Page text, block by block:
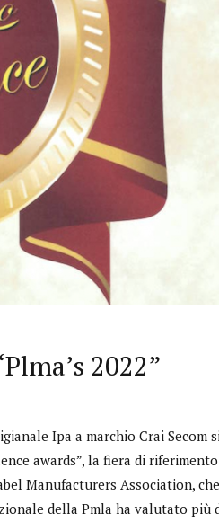
2022”
Ipa a marchio Crai Secom
awards”, la fiera di
Manufacturers Association,
della Pmla ha valutato più